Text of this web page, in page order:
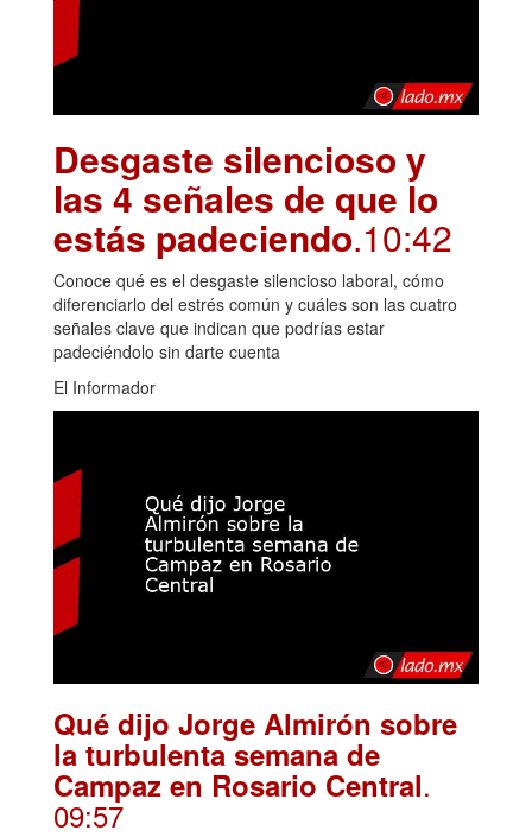
Desgaste silencioso y
las 4 señales de que lo
estás padeciendo.10:42
Conoce qué es el desgaste silencioso laboral, cómo
diferenciarlo del estrés común y cuáles son las cuatro
señales clave que indican que podrías estar
padeciéndolo sin darte cuenta
El Informador
Qué dijo Jorge Almirón sobre
la turbulenta semana de
Campaz en Rosario Central.
09:57